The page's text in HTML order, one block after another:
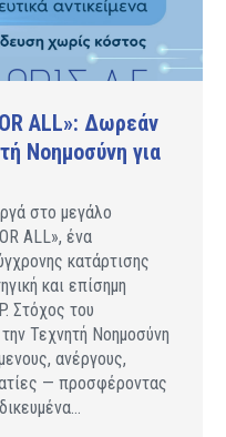
ALL»: Δωρεάν
Νοημοσύνη για
στο μεγάλο
ALL», ένα
κατάρτισης
και επίσημη
Στόχος του
Τεχνητή Νοημοσύνη
ανέργους,
— προσφέροντας